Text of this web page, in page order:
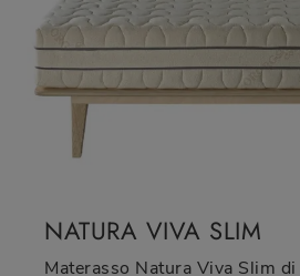
NATURA VIVA SLIM